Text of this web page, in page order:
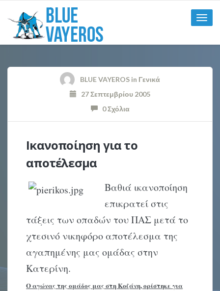
Toggle
BLUE VAYEROS in Γενικά
27 Σεπτεμβρίου 2005
0 Σχόλια
Ικανοποίηση για το
αποτέλεσμα
Βαθιά ικανοποίηση
επικρατεί στις
τάξεις των οπαδών του ΠΑΣ μετά το
χτεσινό νικηφόρο αποτέλεσμα της
αγαπημένης μας ομάδας στην
Κατερίνη.
O αγώνας της ομάδος μας στη Κοζάνη, ορίστηκε για